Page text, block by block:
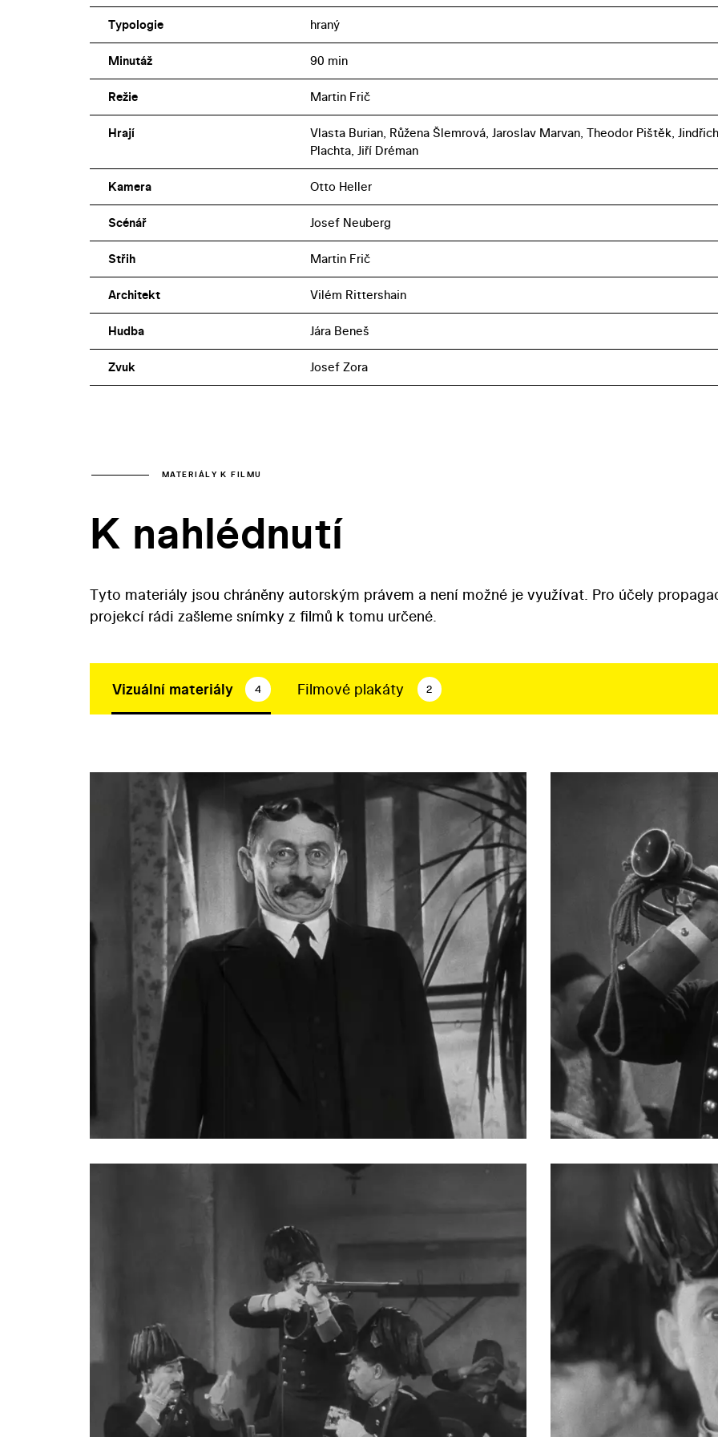
Typologie hraný
Minutáž 90 min
Režie Martin Frič
Hrají
Vlasta Burian, Růžena Šlemrová, Jaroslav Marvan, Theodor Pištěk, Jindřich
Plachta, Jiří Dréman
Kamera Otto Heller
Scénář Josef Neuberg
Střih Martin Frič
Architekt Vilém Rittershain
Hudba Jára Beneš
Zvuk Josef Zora
MATERIÁLY K FILMU
K nahlédnutí
Tyto materiály jsou chráněny autorským právem a není možné je využívat. Pro účely
projekcí rádi zašleme snímky z filmů k tomu určené.
Vizuální materiály 4 Filmové plakáty 2